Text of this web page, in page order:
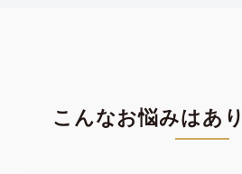
こんなお悩みはあ